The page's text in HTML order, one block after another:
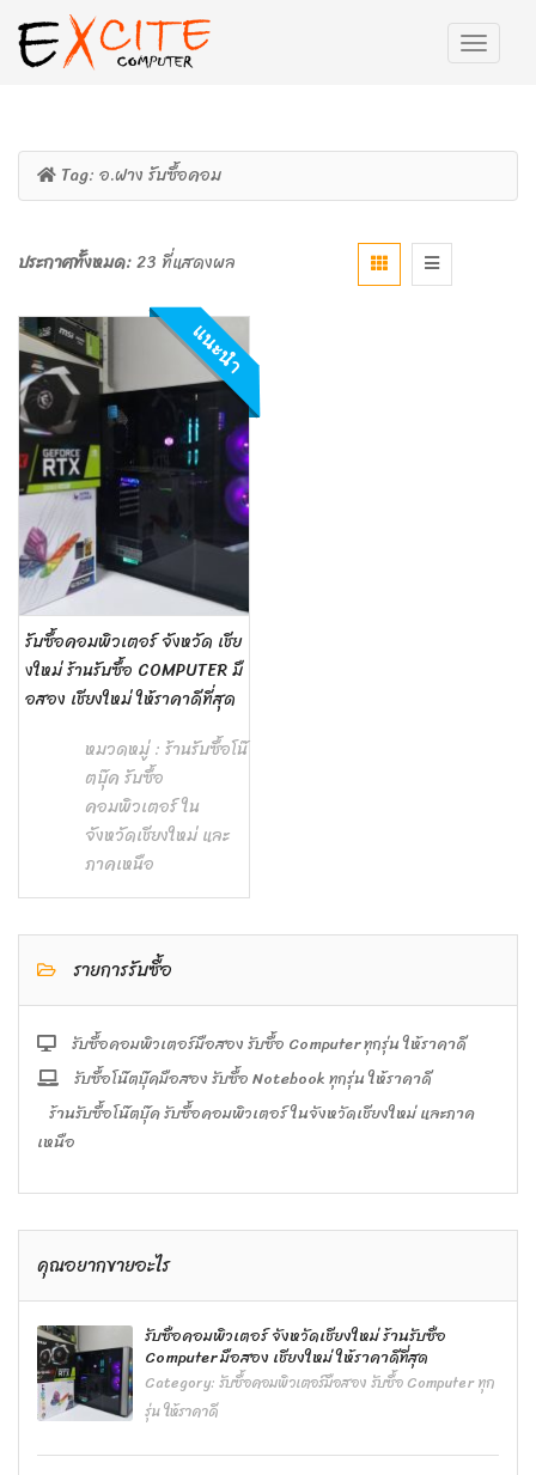
Tag: อ.ฝาง รับซื้อคอม
ประกาศทั้งหมด:23 ที่แสดงผล
แนะนำ
รับซื้อคอมพิวเตอร์ จังหวัด เชีย
งใหม่ ร้านรับซื้อ COMPUTER มื
อสอง เชียงใหม่ ให้ราคาดีที่สุด
หมวดหมู่ : ร้านรับซื้อโน๊
ตบุ๊ค รับซื้อ
คอมพิวเตอร์ ใน
จังหวัดเชียงใหม่ และ
ภาคเหนือ
รายการรับซื้อ
รับซื้อคอมพิวเตอร์มือสอง รับซื้อ Computer ทุกรุ่น ให้ราคาดี
รับซื้อโน๊ตบุ๊คมือสอง รับซื้อ Notebook ทุกรุ่น ให้ราคาดี
ร้านรับซื้อโน๊ตบุ๊ค รับซื้อคอมพิวเตอร์ ในจังหวัดเชียงใหม่ และภาค
เหนือ
คุณอยากขายอะไร
รับซื้อคอมพิวเตอร์ จังหวัดเชียงใหม่ ร้านรับซื้อ
Computer มือสอง เชียงใหม่ ให้ราคาดีที่สุด
Category:รับซื้อคอมพิวเตอร์มือสอง รับซื้อ Computer ทุก
รุ่น ให้ราคาดี